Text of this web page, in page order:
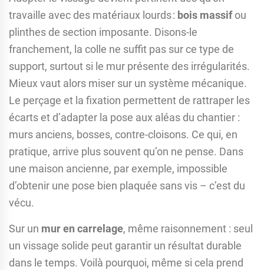
travaille avec des matériaux lourds : bois massifou
plinthes de section imposante. Disons-le
franchement, la colle ne suffit pas sur ce type de
support, surtout si le mur présente des irrégularités.
Mieux vaut alors miser sur un système mécanique.
Le perçage et la fixation permettent de rattraper les
écarts et d’adapter la pose aux aléas du chantier :
murs anciens, bosses, contre-cloisons. Ce qui, en
pratique, arrive plus souvent qu’on ne pense. Dans
une maison ancienne, par exemple, impossible
d’obtenir une pose bien plaquée sans vis – c’est du
vécu.
Sur un mur en carrelage, même raisonnement : seul
un vissage solide peut garantir un résultat durable
dans le temps. Voilà pourquoi, même si cela prend